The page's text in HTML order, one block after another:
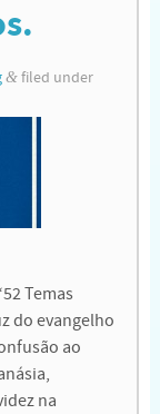
&filed under
Temas
do evangelho
ao
na